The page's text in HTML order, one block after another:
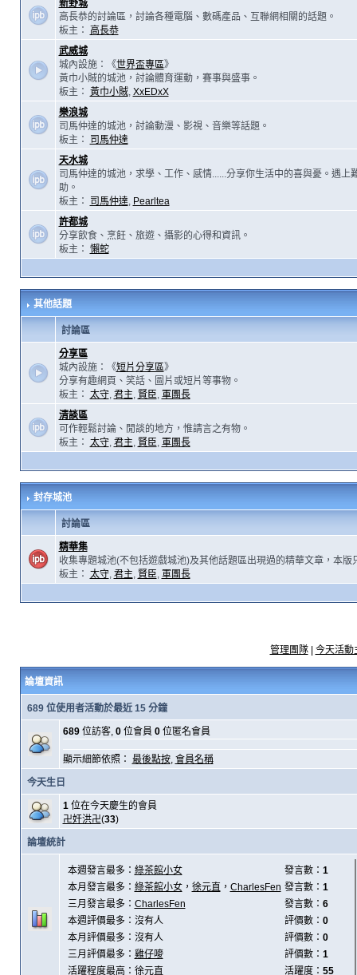
新野城
高長恭的討論區，討論各種電腦、數碼產品、互聯網相關的話題。
板主：
高長恭
武威城
城內設施：《世界盃專區》
黃巾小賊的城池，討論體育運動，賽事與盛事。
板主： 黃巾小賊, XxEDxX
樂浪城
司馬仲達的城池，討論動漫、影視、音樂等話題。
板主：
司馬仲達
天水城
司馬仲達的城池，求學、工作、感情......分享你生活中的喜與憂。遇上
助。
板主：
司馬仲達, Pearltea
許都城
分享飲食、烹飪、旅遊、攝影的心得和資訊。
板主： 懶蛇
其他話題
討論區
分享區
城內設施：《短片分享區》
分享有趣網頁、笑話、圖片或短片等事物。
板主： 太守, 君主, 賢臣, 軍團長
清談區
可作輕鬆討論、閒談的地方，惟請言之有物。
板主： 太守, 君主, 賢臣, 軍團長
封存城池
討論區
精華集
收集專題城池(不包括遊戲城池)及其他話題區出現過的精華文章，本版
板主： 太守, 君主, 賢臣, 軍團長
管理團隊| 今天活動
論壇資訊
689 位使用者活動於最近 15 分鐘
689位訪客, 0位會員 0位匿名會員
顯示細節依照： 最後點按, 會員名稱
今天生日
1位在今天慶生的會員
卍奸洪卍(33)
論壇統計
本週發言最多： 綠茶館小女 發言數： 1
本月發言最多： 綠茶館小女， 徐元直 ， CharlesFen 發言數： 1
三月發言最多： CharlesFen 發言數： 6
本週評價最多：沒有人
評價數： 0
本月評價最多：沒有人
評價數： 0
三月評價最多： 雞仔嘜 評價數： 1
活躍程度最高： 徐元直 活躍度： 55